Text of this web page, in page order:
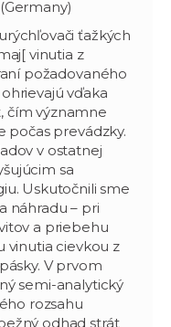
ťažkých
vinutia z
požadovaného
vďaka
čím významne
počas prevádzky.
v ostatnej
sa
Uskutočnili sme
náhradu – pri
a priebehu
vinutia cievkou z
V prvom
semi-analytický
rozsahu
odhad strát